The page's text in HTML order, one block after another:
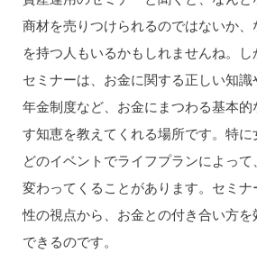
商材を売りつけられるのではないか
を持つ人もいるかもしれませんね。
セミナーは、お金に関する正しい知
年金制度など、お金にまつわる基本
す知恵を教えてくれる場所です。特
どのイベントでライフプランによっ
変わってくることがあります。セミ
性の視点から、お金との付き合い方
できるのです。